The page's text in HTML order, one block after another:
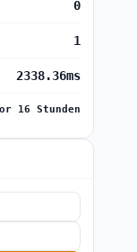
0
1
2338.36ms
16 Stunden